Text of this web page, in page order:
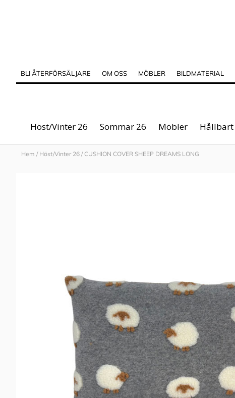
BLI ÅTERFÖRSÄLJARE OM OSS MÖBLER BILDMATERIAL
Höst/Vinter 26 Sommar 26 Möbler Hållbart
Hem / Höst/Vinter 26 / CUSHION COVER SHEEP DREAMS LONG